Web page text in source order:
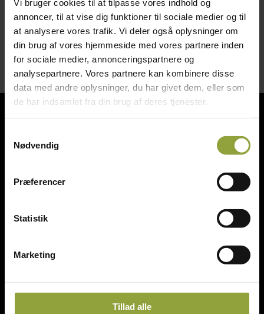
Vi bruger cookies til at tilpasse vores indhold og
annoncer, til at vise dig funktioner til sociale medier og til
at analysere vores trafik. Vi deler også oplysninger om
din brug af vores hjemmeside med vores partnere inden
for sociale medier, annonceringspartnere og
analysepartnere. Vores partnere kan kombinere disse
data med andre oplysninger, du har givet dem, eller som
de har indsamlet fra din brug af deres tjenester.
Nødvendig
Præferencer
Statistik
Marketing
Tillad alle
Pris ex moms kr. 150,-
Slageriinventar
Diverse